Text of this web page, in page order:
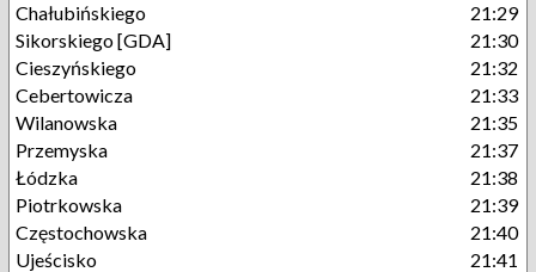
Chałubińskiego
21:29
Sikorskiego [GDA]
21:30
Cieszyńskiego
21:32
Cebertowicza
21:33
Wilanowska
21:35
Przemyska
21:37
Łódzka
21:38
Piotrkowska
21:39
Częstochowska
21:40
Ujeścisko
21:41